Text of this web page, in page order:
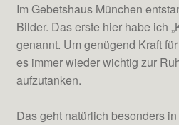
Im Gebetshaus München
Bilder. Das erste hier habe ich
genannt. Um genügend Kraft
es immer wieder wichtig zur
aufzutanken.
Das geht natürlich besonders